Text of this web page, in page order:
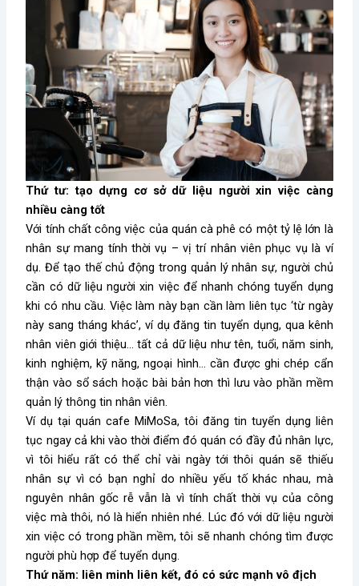
Thứ tư: tạo dựng cơ sở dữ liệu người xin việc càng
nhiều càng tốt
Với tính chất công việc của quán cà phê có một tỷ lệ lớn là
nhân sự mang tính thời vụ – vị trí nhân viên phục vụ là ví
dụ. Để tạo thế chủ động trong quản lý nhân sự, người chủ
cần có dữ liệu người xin việc để nhanh chóng tuyển dụng
khi có nhu cầu. Việc làm này bạn cần làm liên tục ‘từ ngày
này sang tháng khác’, ví dụ đăng tin tuyển dụng, qua kênh
nhân viên giới thiệu… tất cả dữ liệu như tên, tuổi, năm sinh,
kinh nghiệm, kỹ năng, ngoại hình… cần được ghi chép cẩn
thận vào sổ sách hoặc bài bản hơn thì lưu vào phần mềm
quản lý thông tin nhân viên.
Ví dụ tại quán cafe MiMoSa, tôi đăng tin tuyển dụng liên
tục ngay cả khi vào thời điểm đó quán có đầy đủ nhân lực,
vì tôi hiểu rất có thể chỉ vài ngày tới thôi quán sẽ thiếu
nhân sự vì có bạn nghỉ do nhiều yếu tố khác nhau, mà
nguyên nhân gốc rễ vẫn là vì tính chất thời vụ của công
việc mà thôi, nó là hiển nhiên nhé. Lúc đó với dữ liệu người
xin việc có trong phần mềm, tôi sẽ nhanh chóng tìm được
người phù hợp để tuyển dụng.
Thứ năm: liên minh liên kết, đó có sức mạnh vô địch